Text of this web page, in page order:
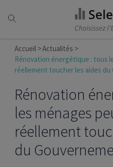
Accueil
Actualités
Rénovation énergétique : tous
réellement toucher les aides du
Rénovation
les ménages
réellement
du